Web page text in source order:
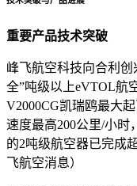
重要产品技术突破
峰飞航空科技向合利
全”吨级以上eVTOL航
V2000CG凯瑞鸥最大
速度最高200公里/小时
的2吨级航空器已完成
飞航空消息）